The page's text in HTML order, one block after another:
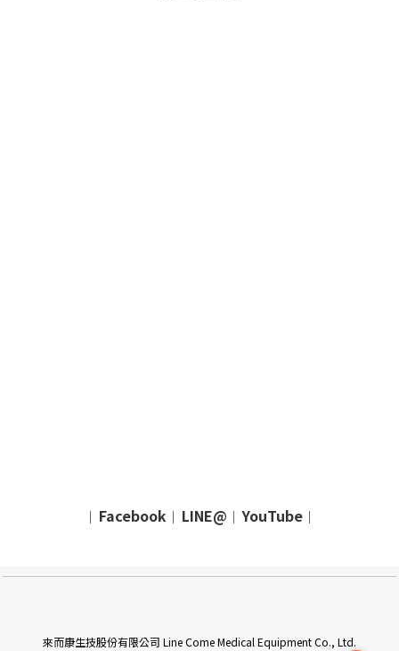
｜ Facebook ｜ LINE@ ｜ YouTube ｜
來而康生技股份有限公司 Line Come Medical Equipment Co., Ltd.